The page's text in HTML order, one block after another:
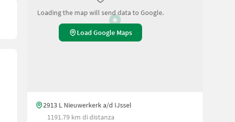
Loading the map will send data to Google.
Load Google Maps
2913 L Nieuwerkerk a/d IJssel
1191.79 km di distanza